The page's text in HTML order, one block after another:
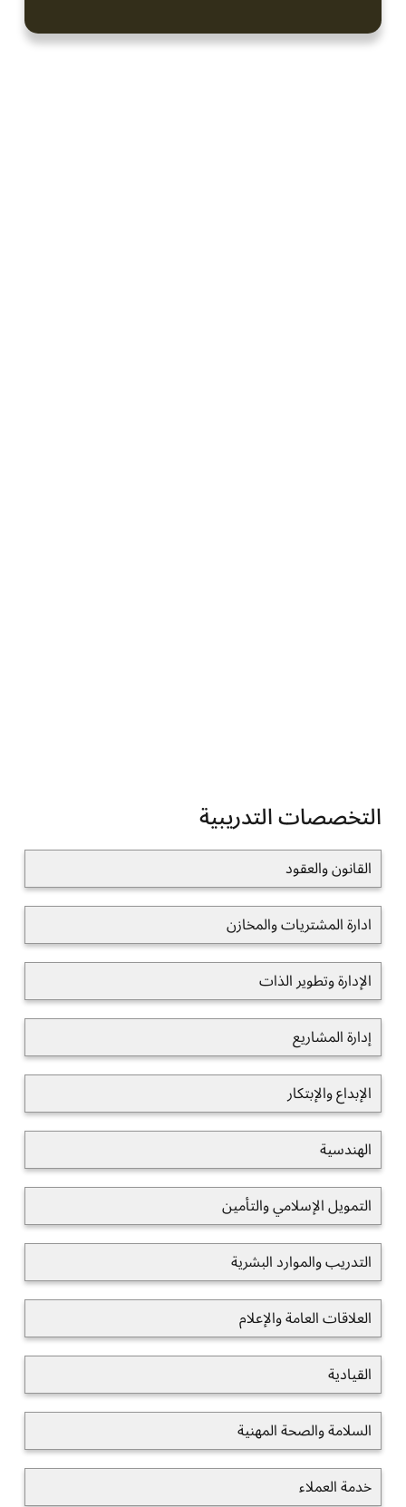
التخصصات التدريبية
القانون والعقود
ادارة المشتريات والمخازن
الإدارة وتطوير الذات
إدارة المشاريع
الإبداع والإبتكار
الهندسية
التمويل الإسلامي والتأمين
التدريب والموارد البشرية
العلاقات العامة والإعلام
القيادية
السلامة والصحة المهنية
خدمة العملاء